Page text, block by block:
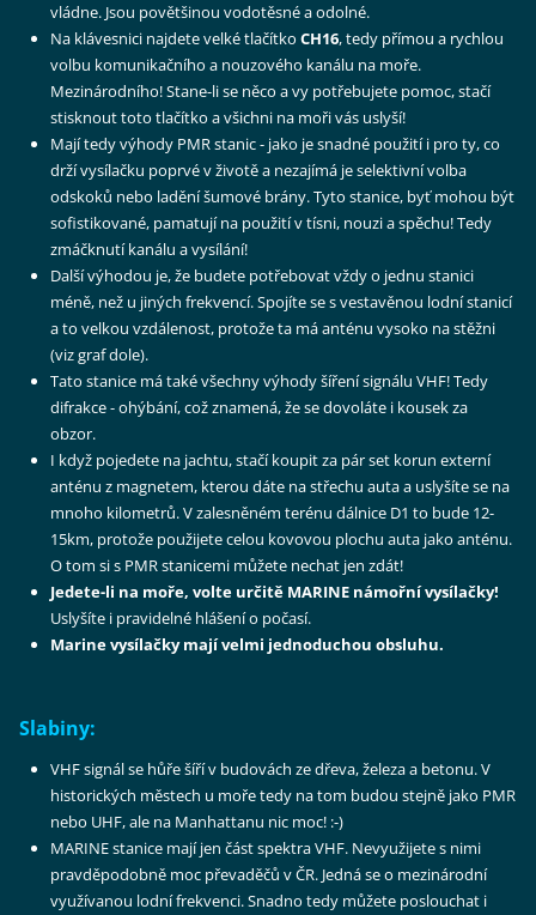
vládne. Jsou povětšinou vodotěsné a odolné.
Na klávesnici najdete velké tlačítkoCH16, tedy přímou a rychlou
volbu komunikačního a nouzového kanálu na moře.
Mezinárodního! Stane-li se něco a vy potřebujete pomoc, stačí
stisknout toto tlačítko a všichni na moři vás uslyší!
Mají tedy výhody PMR stanic - jako je snadné použití i pro ty, co
drží vysílačku poprvé v životě a nezajímá je selektivní volba
odskoků nebo ladění šumové brány. Tyto stanice, byť mohou být
sofistikované, pamatují na použití v tísni, nouzi a spěchu! Tedy
zmáčknutí kanálu a vysílání!
Další výhodou je, že budete potřebovat vždy o jednu stanici
méně, než u jiných frekvencí. Spojíte se s vestavěnou lodní stanicí
a to velkou vzdálenost, protože ta má anténu vysoko na stěžni
(viz graf dole).
Tato stanice má také všechny výhody šíření signálu VHF! Tedy
difrakce - ohýbání, což znamená, že se dovoláte i kousek za
obzor.
I když pojedete na jachtu, stačí koupit za pár set korun externí
anténu z magnetem, kterou dáte na střechu auta a uslyšíte se na
mnoho kilometrů. V zalesněném terénu dálnice D1 to bude 12-
15km, protože použijete celou kovovou plochu auta jako anténu.
O tom si s PMR stanicemi můžete nechat jen zdát!
Jedete-li na moře, volte určitě MARINE námořní vysílačky!
Uslyšíte i pravidelné hlášení o počasí.
Marine vysílačky mají velmi jednoduchou obsluhu.
Slabiny:
VHF signál se hůře šíří v budovách ze dřeva, železa a betonu. V
historických městech u moře tedy na tom budou stejně jako PMR
nebo UHF, ale na Manhattanu nic moc! :-)
MARINE stanice mají jen část spektra VHF. Nevyužijete s nimi
pravděpodobně moc převaděčů v ČR. Jedná se o mezinárodní
využívanou lodní frekvenci. Snadno tedy můžete poslouchat i